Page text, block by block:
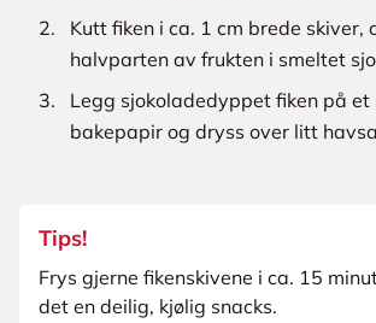
Kutt fiken i ca. 1 cm brede skiver,
halvparten av frukten i smeltet
Legg sjokoladedyppet fiken på
bakepapir og dryss over litt
Tips!
Frys gjerne fikenskivene i ca. 15
det en deilig, kjølig snacks.